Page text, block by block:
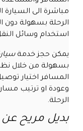
مباشرة الى
الرحلة بسهولة دون
استخدام وسائل
يمكن حجز خدمة
بسهولة من خلال
المسافر اختيار
وعودة او ترتيب
الرحلة.
بديل مريح عن